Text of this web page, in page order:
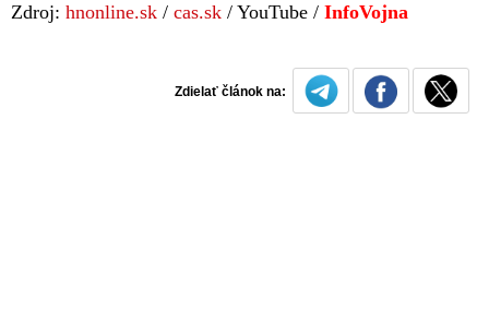
Zdroj: hnonline.sk / cas.sk / YouTube / InfoVojna
Zdielať článok na: